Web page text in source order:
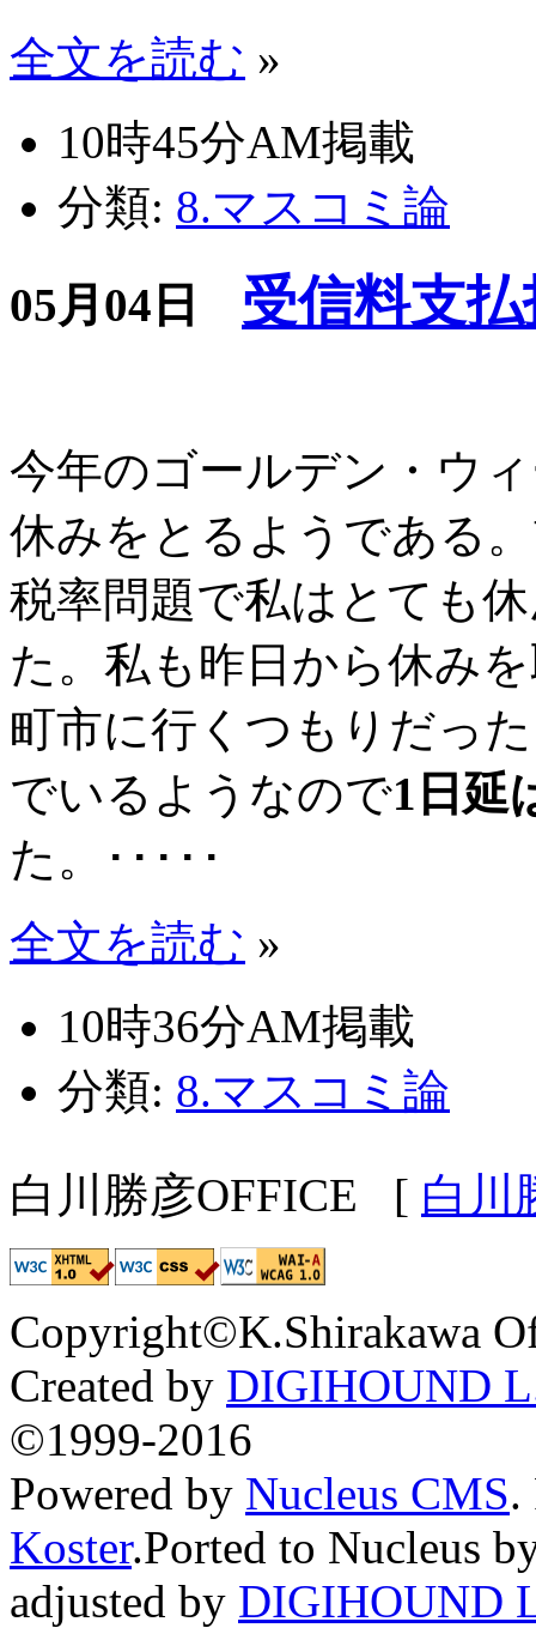
全文を読む »
10時45分AM掲載
分類: 8.マスコミ論
05月04日
受信料支
今年のゴールデン・ウ
休みをとるようである
税率問題で私はとても
た。私も昨日から休み
町市に行くつもりだっ
でいるようなので1日延
た。･････
全文を読む »
10時36分AM掲載
分類: 8.マスコミ論
白川勝彦OFFICE [ 白川
Copyright©K.Shirakawa
Created by DIGIHOUND
©1999-2016
Powered by Nucleus CMS.
Koster.Ported to Nucleus
adjusted by DIGIHOUND